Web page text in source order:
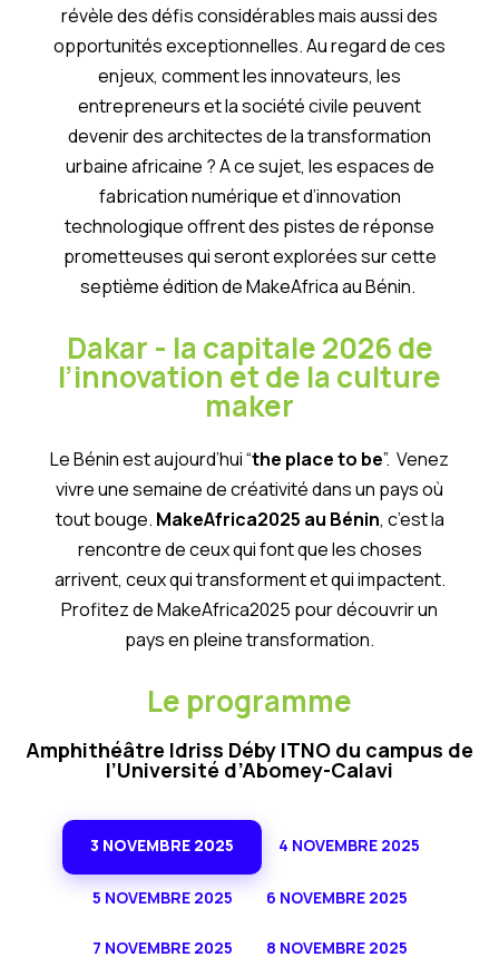
révèle des défis considérables mais aussi des
opportunités exceptionnelles. Au regard de ces
enjeux, comment les innovateurs, les
entrepreneurs et la société civile peuvent
devenir des architectes de la transformation
urbaine africaine ? A ce sujet, les espaces de
fabrication numérique et d’innovation
technologique offrent des pistes de réponse
prometteuses qui seront explorées sur cette
septième édition de MakeAfrica au Bénin.
Dakar - la capitale 2026 de
l’innovation et de la culture
maker
Le Bénin est aujourd’hui “the place to be”. Venez
vivre une semaine de créativité dans un pays où
tout bouge. MakeAfrica2025 au Bénin, c’est la
rencontre de ceux qui font que les choses
arrivent, ceux qui transforment et qui impactent.
Profitez de MakeAfrica2025 pour découvrir un
pays en pleine transformation.
Le programme
Amphithéâtre Idriss Déby ITNO du campus de
l’Université d’Abomey-Calavi
3 NOVEMBRE 2025 4 NOVEMBRE 2025
5 NOVEMBRE 2025 6 NOVEMBRE 2025
7 NOVEMBRE 2025 8 NOVEMBRE 2025